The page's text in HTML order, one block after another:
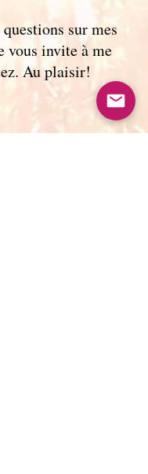
sur mes
vous invite à me
Au plaisir!